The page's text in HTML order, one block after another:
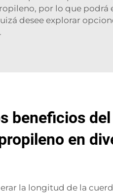
por lo que podrá
desee explorar
beneficios
en
la longitud de la